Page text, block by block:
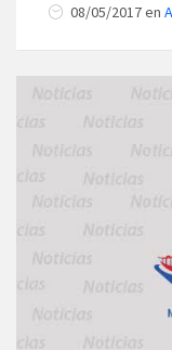
08/05/2017en